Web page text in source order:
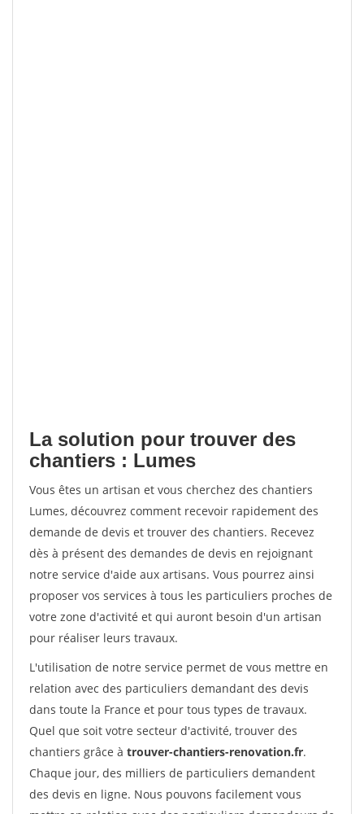
La solution pour trouver des
chantiers : Lumes
Vous êtes un artisan et vous cherchez des chantiers
Lumes, découvrez comment recevoir rapidement des
demande de devis et trouver des chantiers. Recevez
dès à présent des demandes de devis en rejoignant
notre service d'aide aux artisans. Vous pourrez ainsi
proposer vos services à tous les particuliers proches de
votre zone d'activité et qui auront besoin d'un artisan
pour réaliser leurs travaux.
L'utilisation de notre service permet de vous mettre en
relation avec des particuliers demandant des devis
dans toute la France et pour tous types de travaux.
Quel que soit votre secteur d'activité, trouver des
chantiers grâce à trouver-chantiers-renovation.fr.
Chaque jour, des milliers de particuliers demandent
des devis en ligne. Nous pouvons facilement vous